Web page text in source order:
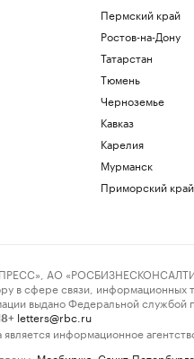
Пермский край
Ростов-на-Дону
Татарстан
Тюмень
Черноземье
Кавказ
Карелия
Мурманск
Приморский край
АО
в сфере связи, информационных
выдано Федеральной
letters@rbc.ru
информационное